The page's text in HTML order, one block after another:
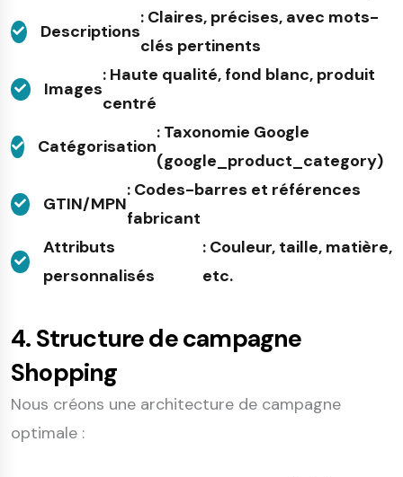
Descriptions
: Claires, précises, avec mots-
clés pertinents
Images
: Haute qualité, fond blanc, produit
centré
Catégorisation
: Taxonomie Google
(google_product_category)
GTIN/MPN
: Codes-barres et références
fabricant
Attributs
personnalisés
: Couleur, taille, matière,
etc.
4. Structure de campagne
Shopping
Nous créons une architecture de campagne
optimale :